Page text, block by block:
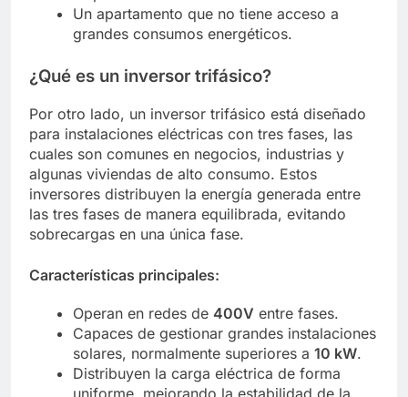
Un apartamento que no tiene acceso a
grandes consumos energéticos.
¿Qué es un inversor trifásico?
Por otro lado, un inversor trifásico está diseñado
para instalaciones eléctricas con tres fases, las
cuales son comunes en negocios, industrias y
algunas viviendas de alto consumo. Estos
inversores distribuyen la energía generada entre
las tres fases de manera equilibrada, evitando
sobrecargas en una única fase.
Características principales:
Operan en redes de 400V entre fases.
Capaces de gestionar grandes instalaciones
solares, normalmente superiores a 10 kW.
Distribuyen la carga eléctrica de forma